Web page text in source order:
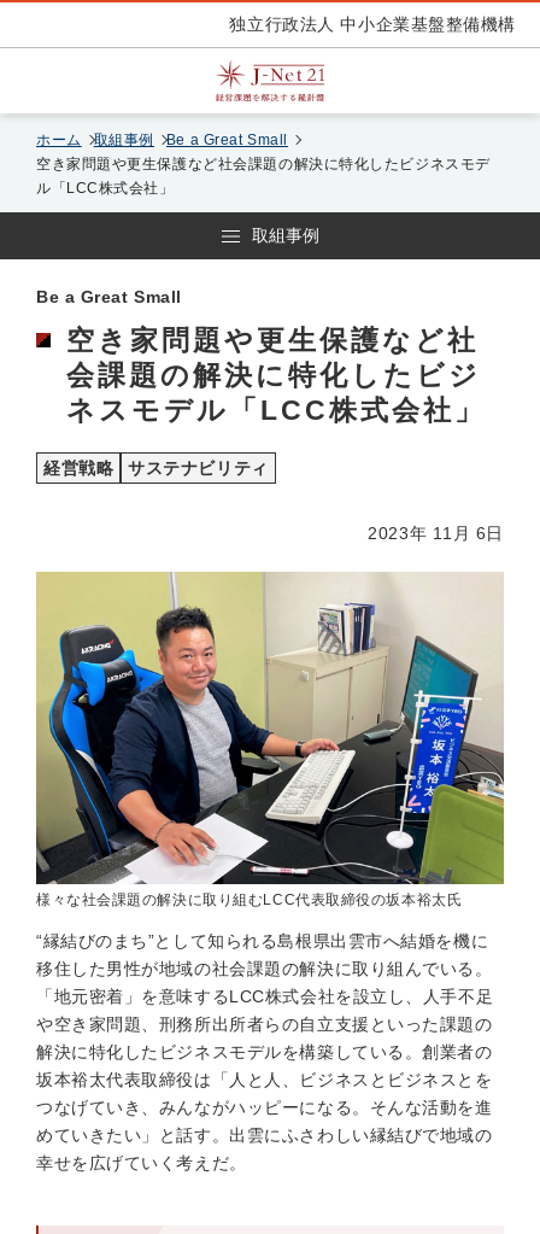
独立行政法人 中小企業基盤整備機構
ホーム 取組事例
Be a Great Small
空き家問題や更生保護など社会課題の解決に特化したビジネスモデ
ル「LCC株式会社」
取組事例
Be a Great Small
空き家問題や更生保護など社
会課題の解決に特化したビジ
ネスモデル「LCC株式会社」
経営戦略 サステナビリティ
2023年 11月 6日
様々な社会課題の解決に取り組むLCC代表取締役の坂本裕太氏
“縁結びのまち”として知られる島根県出雲市へ結婚を機に
移住した男性が地域の社会課題の解決に取り組んでいる。
「地元密着」を意味するLCC株式会社を設立し、人手不足
や空き家問題、刑務所出所者らの自立支援といった課題の
解決に特化したビジネスモデルを構築している。創業者の
坂本裕太代表取締役は「人と人、ビジネスとビジネスとを
つなげていき、みんながハッピーになる。そんな活動を進
めていきたい」と話す。出雲にふさわしい縁結びで地域の
幸せを広げていく考えだ。